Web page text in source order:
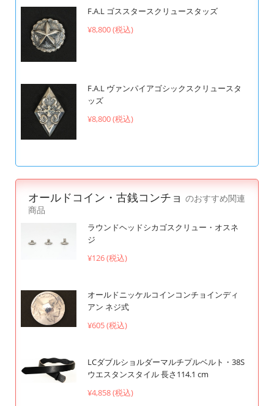
F.A.L ゴススタースクリュースタッズ
¥8,800 (税込)
F.A.L ヴァンパイアゴシックスクリュースタ
ッズ
¥8,800 (税込)
オールドコイン・古銭コンチョ のおすすめ関連
商品
ラウンドヘッドシカゴスクリュー・オスネ
ジ
¥126 (税込)
オールドニッケルコインコンチョインディ
アン ネジ式
¥605 (税込)
LCダブルショルダーマルチプルベルト・38S
ウエスタンスタイル 長さ114.1 cm
¥4,858 (税込)